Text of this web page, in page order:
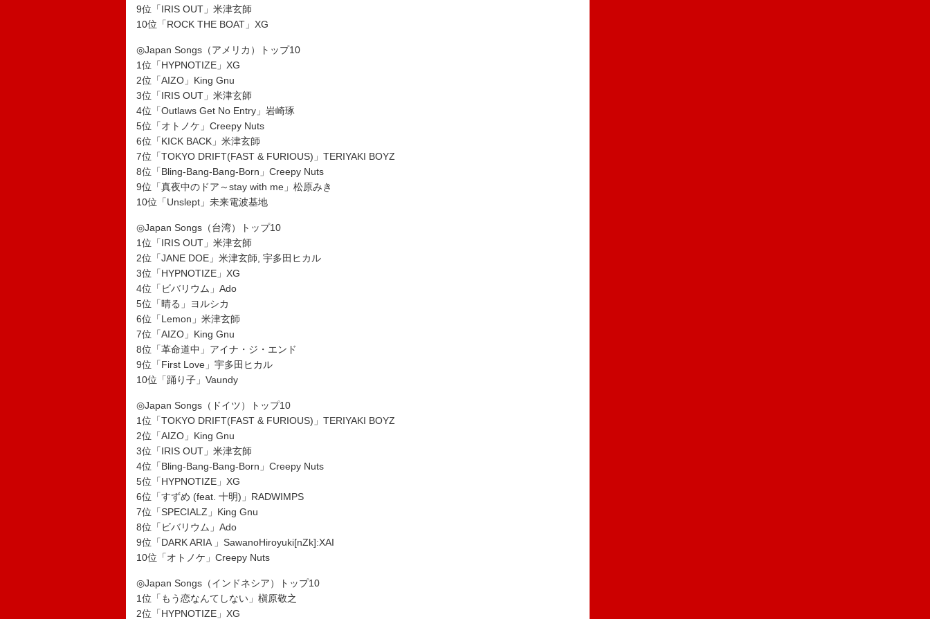
9位「IRIS OUT」米津玄師
10位「ROCK THE BOAT」XG
◎Japan Songs（アメリカ）トップ10
1位「HYPNOTIZE」XG
2位「AIZO」King Gnu
3位「IRIS OUT」米津玄師
4位「Outlaws Get No Entry」岩崎琢
5位「オトノケ」Creepy Nuts
6位「KICK BACK」米津玄師
7位「TOKYO DRIFT(FAST & FURIOUS)」TERIYAKI BOYZ
8位「Bling-Bang-Bang-Born」Creepy Nuts
9位「真夜中のドア～stay with me」松原みき
10位「Unslept」未来電波基地
◎Japan Songs（台湾）トップ10
1位「IRIS OUT」米津玄師
2位「JANE DOE」米津玄師, 宇多田ヒカル
3位「HYPNOTIZE」XG
4位「ビバリウム」Ado
5位「晴る」ヨルシカ
6位「Lemon」米津玄師
7位「AIZO」King Gnu
8位「革命道中」アイナ・ジ・エンド
9位「First Love」宇多田ヒカル
10位「踊り子」Vaundy
◎Japan Songs（ドイツ）トップ10
1位「TOKYO DRIFT(FAST & FURIOUS)」TERIYAKI BOYZ
2位「AIZO」King Gnu
3位「IRIS OUT」米津玄師
4位「Bling-Bang-Bang-Born」Creepy Nuts
5位「HYPNOTIZE」XG
6位「すずめ (feat. 十明)」RADWIMPS
7位「SPECIALZ」King Gnu
8位「ビバリウム」Ado
9位「DARK ARIA 」SawanoHiroyuki[nZk]:XAI
10位「オトノケ」Creepy Nuts
◎Japan Songs（インドネシア）トップ10
1位「もう恋なんてしない」槇原敬之
2位「HYPNOTIZE」XG